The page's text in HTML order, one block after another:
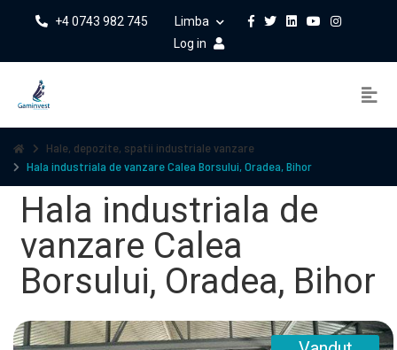
+4 0743 982 745
Limba
Log in
Hale, depozite, spatii industriale vanzare
Hala industriala de vanzare Calea Borsului, Oradea, Bihor
Hala industriala de
vanzare Calea
Borsului, Oradea, Bihor